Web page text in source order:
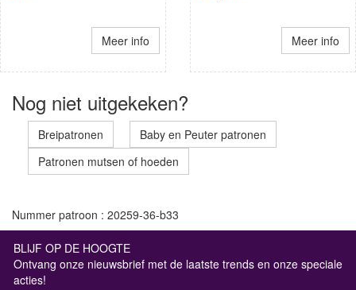
Meer info Meer info
Nog niet uitgekeken?
Breipatronen
Baby en Peuter patronen
Patronen mutsen of hoeden
Nummer patroon : 20259-36-b33
BLIJF OP DE HOOGTE
Ontvang onze nieuwsbrief met de laatste trends en onze speciale
acties!